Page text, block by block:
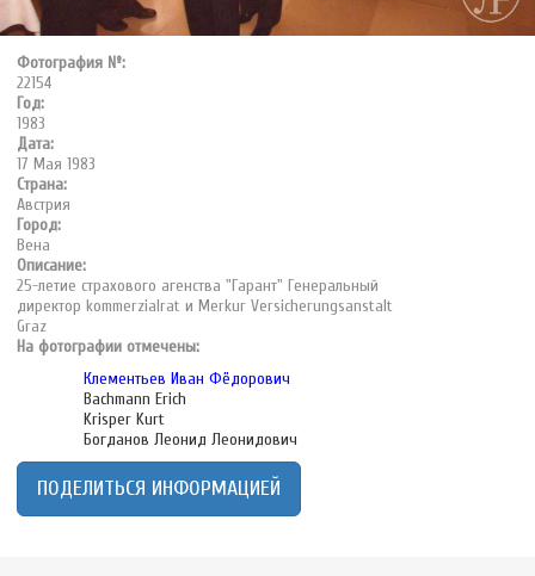
Фотография №:
22154
Год:
1983
Дата:
17 Мая 1983
Страна:
Австрия
Город:
Вена
Описание:
25-летие страхового агенства "Гарант" Генеральный
директор kommerzialrat и Merkur Versicherungsanstalt
Graz
На фотографии отмечены:
Клементьев Иван Фёдорович
Bachmann Erich
Krisper Kurt
Богданов Леонид Леонидович
ПОДЕЛИТЬСЯ ИНФОРМАЦИЕЙ